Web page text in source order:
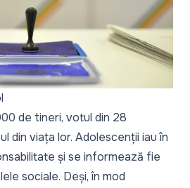
de tineri, votul din 28
din viața lor. Adolescenții iau în
și se informează fie
sociale. Deși, în mod